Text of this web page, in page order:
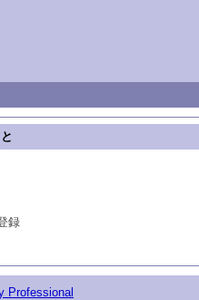
録
Professional